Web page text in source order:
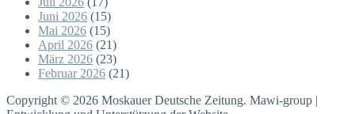
Juni 2026 (15)
Mai 2026 (15)
April 2026 (21)
März 2026 (23)
Februar 2026 (21)
Copyright © 2026 Moskauer Deutsche Zeitung. Mawi-group |